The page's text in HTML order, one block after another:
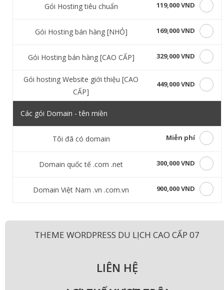
Gói Hosting tiêu chuẩn 119,000 VND
Gói Hosting bán hàng [NHỎ] 169,000 VND
Gói Hosting bán hàng [CAO CẤP] 329,000 VND
Gói hosting Website giới thiệu [CAO
CẤP]
449,000 VND
Các gói Domain - tên miền
Tôi đã có domain Miễn phí
Domain quốc tế .com .net 300,000 VND
Domain Việt Nam .vn .com.vn 900,000 VND
THEME WORDPRESS DU LỊCH CAO CẤP 07
LIÊN HỆ